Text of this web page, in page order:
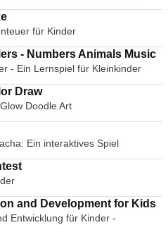
für Kinder
Baby Phone for toddlers - Numbers Animals Music
- Ein Lernspiel für Kleinkinder
Glow Doodle Art - Color Draw
Doodle Art
Ein interaktives Spiel
and Development for Kids
Entwicklung für Kinder -